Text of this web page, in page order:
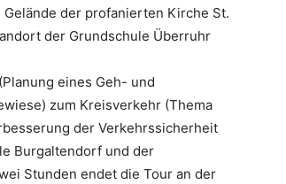
der profanierten Kirche St.
der Grundschule Überruhr
eines Geh- und
zum Kreisverkehr (Thema
der Verkehrssicherheit
Burgaltendorf und der
Stunden endet die Tour an der